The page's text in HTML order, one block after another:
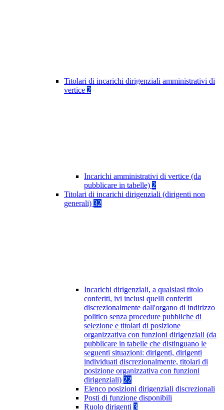
Titolari di incarichi dirigenziali amministrativi di
vertice 2
Incarichi amministrativi di vertice (da
pubblicare in tabelle) 2
Titolari di incarichi dirigenziali (dirigenti non
generali) 32
Incarichi dirigenziali, a qualsiasi titolo
conferiti, ivi inclusi quelli conferiti
discrezionalmente dall'organo di indirizzo
politico senza procedure pubbliche di
selezione e titolari di posizione
organizzativa con funzioni dirigenziali (da
pubblicare in tabelle che distinguano le
seguenti situazioni: dirigenti, dirigenti
individuati discrezionalmente, titolari di
posizione organizzativa con funzioni
dirigenziali) 22
Elenco posizioni dirigenziali discrezionali
Posti di funzione disponibili
Ruolo dirigenti 3